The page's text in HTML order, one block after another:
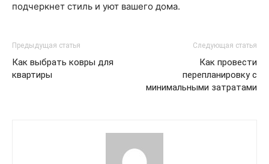
подчеркнет стиль и уют вашего дома.
Предыдущая статья
Как выбрать ковры для
квартиры
Следующая статья
Как провести
перепланировку с
минимальными затратами